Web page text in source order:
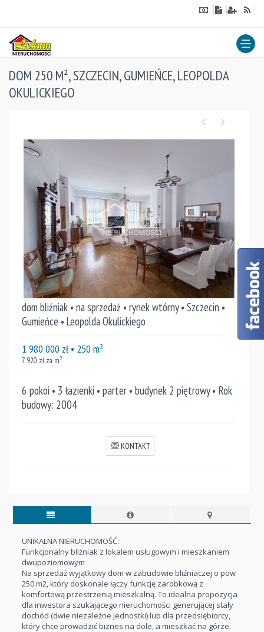
DOM 250 M², SZCZECIN, GUMIEŃCE, LEOPOLDA
OKULICKIEGO
dom bliźniak • na sprzedaż • rynek wtórny • Szczecin •
Gumieńce • Leopolda Okulickiego
1 980 000 zł• 250 m²
7 920 zł za m2
6 pokoi • 3 łazienki • parter • budynek 2 piętrowy • Rok
budowy: 2004
KONTAKT
UNIKALNA NIERUCHOMOŚĆ:
Funkcjonalny bliźniak z lokalem usługowym i mieszkaniem
dwupoziomowym
Na sprzedaż wyjątkowy dom w zabudowie bliźniaczej o pow
250 m2, który doskonale łączy funkcję zarobkową z
komfortową przestrzenią mieszkalną. To idealna propozycja
dla inwestora szukającego nieruchomości generującej stały
dochód (dwie niezależne jednostki) lub dla przedsiębiorcy,
który chce prowadzić biznes na dole, a mieszkać na górze.